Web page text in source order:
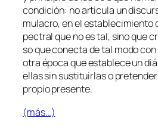
con­di­ción: no ar­ti­cu­la un
mu­la­cro, en el es­ta­ble­ci­mien­to
pec­tral que no es tal, sino que
so que co­nec­ta de tal mo­do
otra épo­ca que es­ta­ble­ce un
ellas sin sus­ti­tuir­las o
pro­pio presente.
(más…)